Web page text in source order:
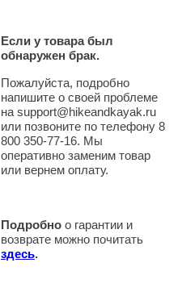
Если у товара был
обнаружен брак.
Пожалуйста, подробно
напишите о своей проблеме
на support@hikeandkayak.ru
или позвоните по телефону 8
800 350-77-16. Мы
оперативно заменим товар
или вернем оплату.
Подробно о гарантии и
возврате можно почитать
здесь.